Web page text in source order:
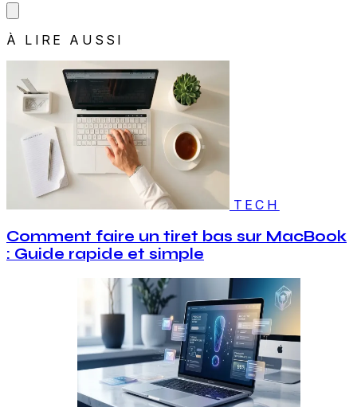
À LIRE AUSSI
TECH
Comment faire un tiret bas sur MacBook
: Guide rapide et simple